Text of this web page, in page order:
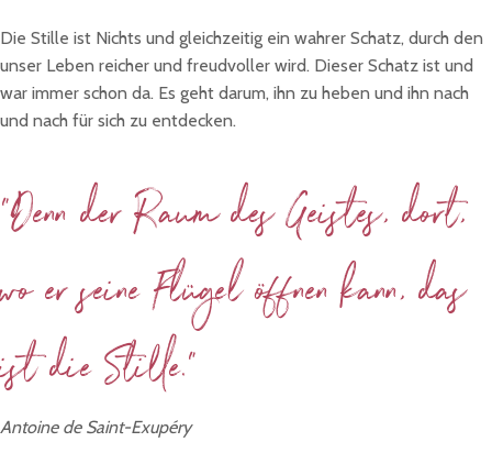
Die Stille ist Nichts und gleichzeitig ein wahrer Schatz, durch den
unser Leben reicher und freudvoller wird. Dieser Schatz ist und
war immer schon da. Es geht darum, ihn zu heben und ihn nach
und nach für sich zu entdecken.
"Denn der Raum des Geistes, dort,
wo er seine Flügel öffnen kann, das
ist die Stille."
Antoine de Saint-Exupéry